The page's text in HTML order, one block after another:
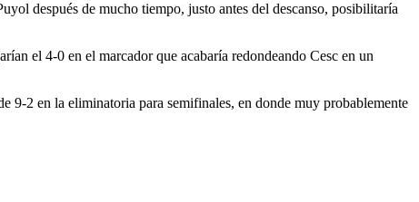
después de mucho tiempo, justo antes del descanso, posibilitaría
el 4-0 en el marcador que acabaría redondeando Cesc en un
9-2 en la eliminatoria para semifinales, en donde muy probablemente